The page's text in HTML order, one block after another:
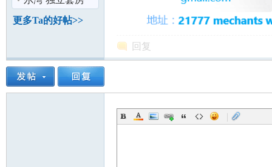
独立进出 Master
Room for R
更多Ta的好帖>>
回复
|